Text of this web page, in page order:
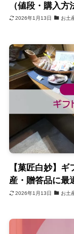
（値段・購入方
2026年1月13日 お土
【菓匠白妙】
産・贈答品に最
2026年1月13日 お土